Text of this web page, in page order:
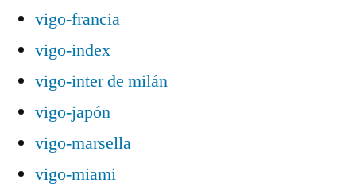
vigo-francia
vigo-index
vigo-inter de milán
vigo-japón
vigo-marsella
vigo-miami